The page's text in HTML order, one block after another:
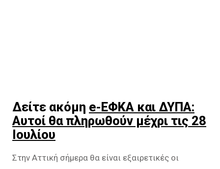
Δείτε ακόμη e-ΕΦΚΑ και ΔΥΠΑ:
Αυτοί θα πληρωθούν μέχρι τις 28
Ιουλίου
Στην Αττική σήμερα θα είναι εξαιρετικές οι